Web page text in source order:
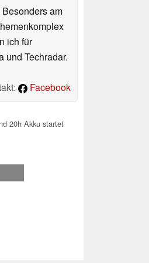
am
ich für
und Techradar.
Facebook
20h Akku startet